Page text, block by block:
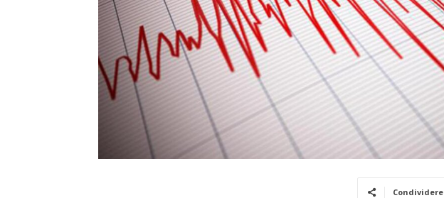
Condividere